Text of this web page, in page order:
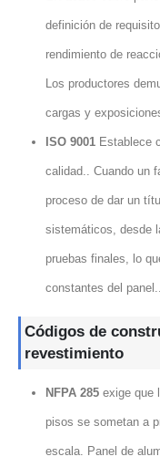
definición de
rendimiento de
Los productores
cargas y
ISO 9001Establece
calidad.. Cuando un
proceso de dar un
sistemáticos, desde
pruebas finales, lo
constantes del panel..
Códigos de
revestimiento
NFPA 285exige que
pisos se sometan a
escala. Panel de